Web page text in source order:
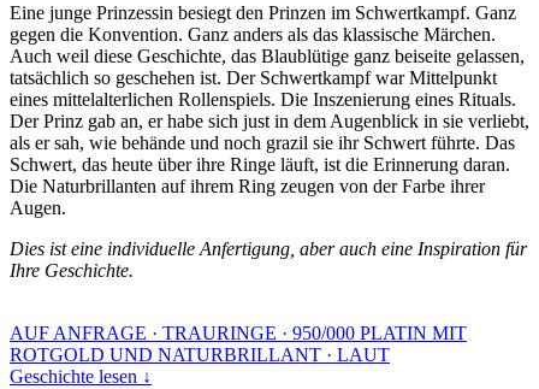
Eine junge Prinzessin besiegt den Prinzen im Schwertkampf. Ganz
gegen die Konvention. Ganz anders als das klassische Märchen.
Auch weil diese Geschichte, das Blaublütige ganz beiseite gelassen,
tatsächlich so geschehen ist. Der Schwertkampf war Mittelpunkt
eines mittelalterlichen Rollenspiels. Die Inszenierung eines Rituals.
Der Prinz gab an, er habe sich just in dem Augenblick in sie verliebt,
als er sah, wie behände und noch grazil sie ihr Schwert führte. Das
Schwert, das heute über ihre Ringe läuft, ist die Erinnerung daran.
Die Naturbrillanten auf ihrem Ring zeugen von der Farbe ihrer
Augen.
Dies ist eine individuelle Anfertigung, aber auch eine Inspiration für
Ihre Geschichte.
AUF ANFRAGE · TRAURINGE · 950/000 PLATIN MIT
ROTGOLD UND NATURBRILLANT · LAUT
Geschichte lesen ↓